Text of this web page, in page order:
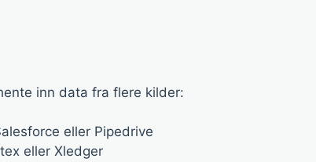
inn data fra flere kilder:
eller Pipedrive
eller Xledger